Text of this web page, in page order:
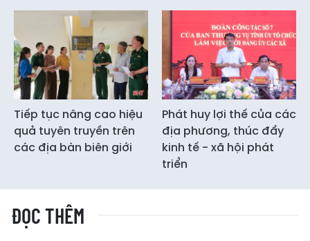
Tiếp tục nâng cao hiệu
quả tuyên truyền trên
các địa bàn biên giới
Phát huy lợi thế của các
địa phương, thúc đẩy
kinh tế - xã hội phát
triển
ĐỌC THÊM